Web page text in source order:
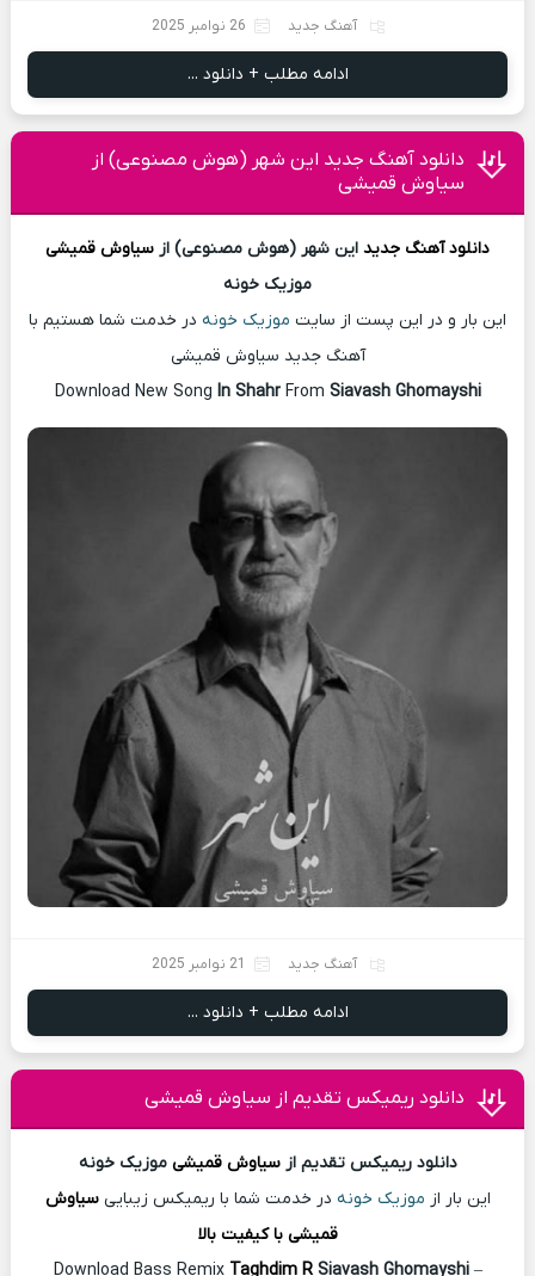
آهنگ جدید 26 نوامبر 2025
ادامه مطلب + دانلود ...
دانلود آهنگ جدید این شهر (هوش مصنوعی) از
سیاوش قمیشی
دانلود آهنگ جدید این شهر (هوش مصنوعی) از سیاوش قمیشی
موزیک خونه
این بار و در این پست از سایت موزیک خونه در خدمت شما هستیم با
آهنگ جدید سیاوش قمیشی
Download New Song In ShahrFrom Siavash Ghomayshi
آهنگ جدید 21 نوامبر 2025
ادامه مطلب + دانلود ...
دانلود ریمیکس تقدیم از سیاوش قمیشی
دانلود ریمیکس تقدیم ازسیاوش قمیشی موزیک خونه
این بار از موزیک خونه در خدمت شما با ریمیکس زیباییسیاوش
قمیشی با کیفیت بالا
Download Bass Remix Taghdim RSiavash Ghomayshi–